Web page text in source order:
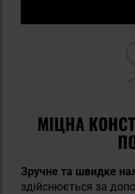
МІЦНА
Зручне та швидке
здійснюється за